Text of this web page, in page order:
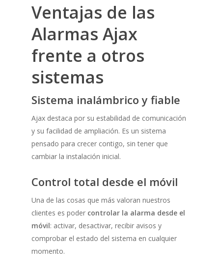
Ventajas de las
Alarmas Ajax
frente a otros
sistemas
Sistema inalámbrico y fiable
Ajax destaca por su estabilidad de comunicación
y su facilidad de ampliación. Es un sistema
pensado para crecer contigo, sin tener que
cambiar la instalación inicial.
Control total desde el móvil
Una de las cosas que más valoran nuestros
clientes es poder controlar la alarma desde el
móvil: activar, desactivar, recibir avisos y
comprobar el estado del sistema en cualquier
momento.